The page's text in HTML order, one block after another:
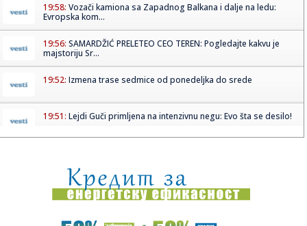
19:58: Vozači kamiona sa Zapadnog Balkana i dalje na ledu:
Evropska kom...
19:56: SAMARDŽIĆ PRELETEO CEO TEREN: Pogledajte kakvu je
majstoriju Sr...
19:52: Izmena trase sedmice od ponedeljka do srede
19:51: Lejdi Guči primljena na intenzivnu negu: Evo šta se desilo!
19:48:Akron osvojio prvi bod! Blagojević se izvinjavao, a sada je
odol...